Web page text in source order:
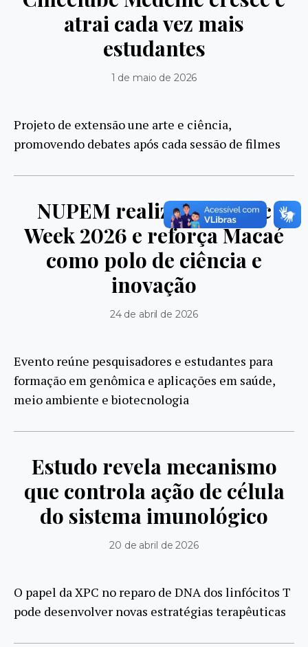
atrai cada vez mais
estudantes
1 de maio de 2026
Projeto de extensão une arte e ciência,
promovendo debates após cada sessão de filmes
NUPEM realiza Genomic
Week 2026 e reforça Macaé
como polo de ciência e
inovação
24 de abril de 2026
Evento reúne pesquisadores e estudantes para
formação em genômica e aplicações em saúde,
meio ambiente e biotecnologia
Estudo revela mecanismo
que controla ação de célula
do sistema imunológico
20 de abril de 2026
O papel da XPC no reparo de DNA dos linfócitos T
pode desenvolver novas estratégias terapêuticas